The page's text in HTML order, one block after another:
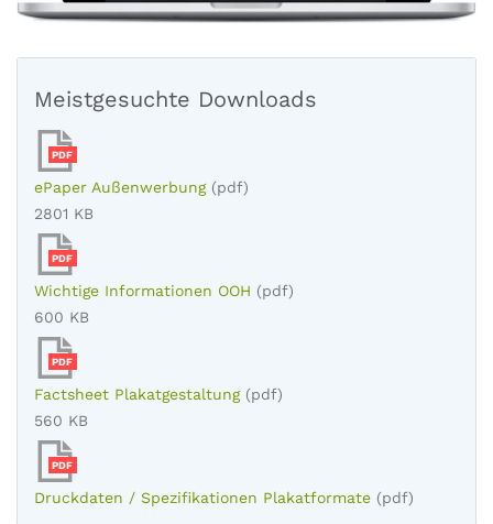
Meistgesuchte Downloads
PDF
ePaper Außenwerbung (pdf)
2801 KB
PDF
Wichtige Informationen OOH (pdf)
600 KB
PDF
Factsheet Plakatgestaltung (pdf)
560 KB
PDF
Druckdaten / Spezifikationen Plakatformate (pdf)